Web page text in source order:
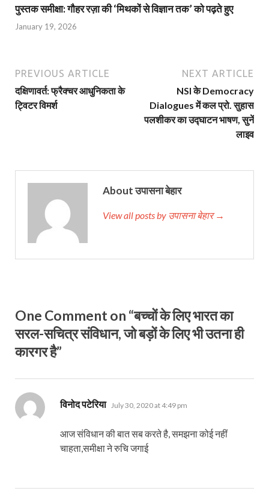
पुस्तक समीक्षा: गौहर रज़ा की ‘मिथकों से विज्ञान तक’ को पढ़ते हुए
January 19, 2026
PREVIOUS ARTICLE
दक्षिणावर्त: फ्रैक्चर आधुनिकता के
ट्विटर विमर्श
NEXT ARTICLE
NSI के Democracy
Dialogues में कल प्रो. सुहास
पलशीकर का उद्घाटन भाषण, सुनें
लाइव
About उपासना बेहार
View all posts by उपासना बेहार →
One Comment on “बच्चों के लिए भारत का
सरल-सचित्र संविधान, जो बड़ों के लिए भी उतना ही
कारगर है”
विनोद पटेरिया says:
July 30, 2020 at 4:49 pm
आज संविधान की बात सब करते है, समझना कोई नहीं
चाहता,समीक्षा ने रुचि जगाई